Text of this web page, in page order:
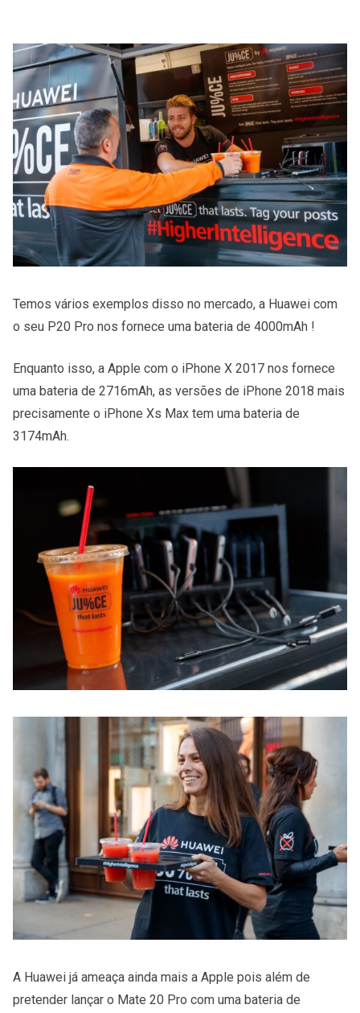
Temos vários exemplos disso no mercado, a Huawei com
o seu P20 Pro nos fornece uma bateria de 4000mAh !
Enquanto isso, a Apple com o iPhone X 2017 nos fornece
uma bateria de 2716mAh, as versões de iPhone 2018 mais
precisamente o iPhone Xs Max tem uma bateria de
3174mAh.
A Huawei já ameaça ainda mais a Apple pois além de
pretender lançar o Mate 20 Pro com uma bateria de